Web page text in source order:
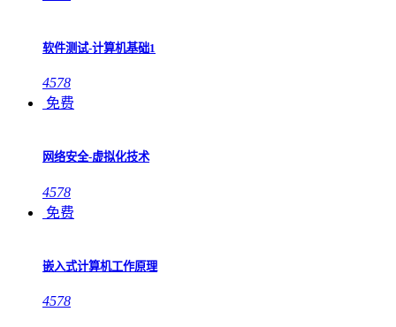
软件测试-计算机基础1
4578
免费
网络安全-虚拟化技术
4578
免费
嵌入式计算机工作原理
4578